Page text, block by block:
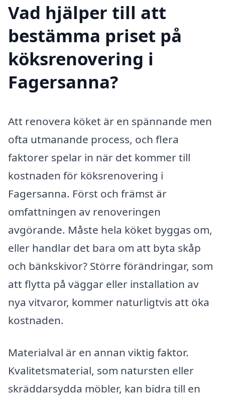
Vad hjälper till att
bestämma priset på
köksrenovering i
Fagersanna?
Att renovera köket är en spännande men
ofta utmanande process, och flera
faktorer spelar in när det kommer till
kostnaden för köksrenovering i
Fagersanna. Först och främst är
omfattningen av renoveringen
avgörande. Måste hela köket byggas om,
eller handlar det bara om att byta skåp
och bänkskivor? Större förändringar, som
att flytta på väggar eller installation av
nya vitvaror, kommer naturligtvis att öka
kostnaden.
Materialval är en annan viktig faktor.
Kvalitetsmaterial, som natursten eller
skräddarsydda möbler, kan bidra till en